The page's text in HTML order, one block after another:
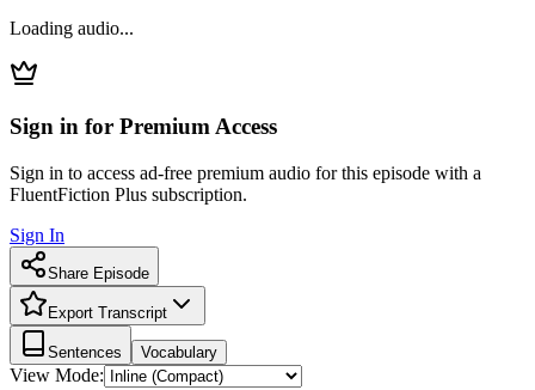
Loading audio...
Sign in for Premium Access
Sign in to access ad-free premium audio for this episode with a
FluentFiction Plus subscription.
Sign In
Share Episode
Export Transcript
Sentences Vocabulary
View Mode: